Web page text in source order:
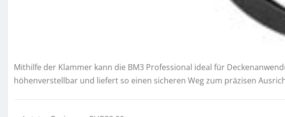
Mithilfe der Klammer kann die BM3 Professional ideal für
höhenverstellbar und liefert so einen sicheren Weg zum präzisen